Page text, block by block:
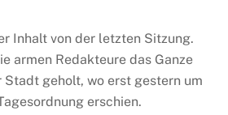
Inhalt von der letzten Sitzung.
armen Redakteure das Ganze
Stadt geholt, wo erst gestern um
erschien.